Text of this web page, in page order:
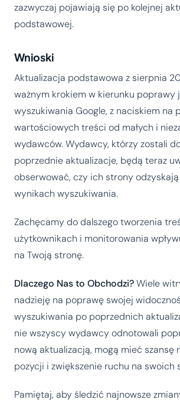
zazwyczaj pojawiają się po kolejnej
podstawowej.
Wnioski
Aktualizacja podstawowa z sierpnia
ważnym krokiem w kierunku poprawy
wyszukiwania Google, z naciskiem na
wartościowych treści od małych i
wydawców. Wydawcy, którzy zostali
poprzednie aktualizacje, będą teraz
obserwować, czy ich strony
wynikach wyszukiwania.
Zachęcamy do dalszego tworzenia
użytkownikach i monitorowania
na Twoją stronę.
Dlaczego Nas to Obchodzi?Wiele
nadzieję na poprawę swojej
wyszukiwania po poprzednich
nie wszyscy wydawcy odnotowali
nową aktualizacją, mogą mieć szansę
pozycji i zwiększenie ruchu na swoich
Pamiętaj, aby śledzić najnowsze